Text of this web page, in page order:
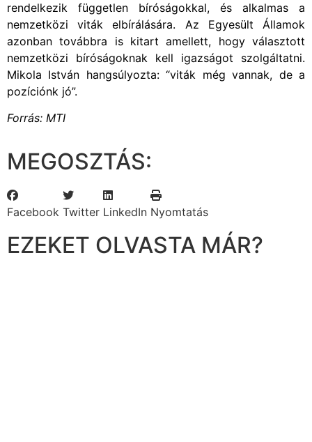
rendelkezik független bíróságokkal, és alkalmas a
nemzetközi viták elbírálására. Az Egyesült Államok
azonban továbbra is kitart amellett, hogy választott
nemzetközi bíróságoknak kell igazságot szolgáltatni.
Mikola István hangsúlyozta: “viták még vannak, de a
pozíciónk jó”.
Forrás: MTI
MEGOSZTÁS:
Facebook Twitter LinkedIn Nyomtatás
EZEKET OLVASTA MÁR?